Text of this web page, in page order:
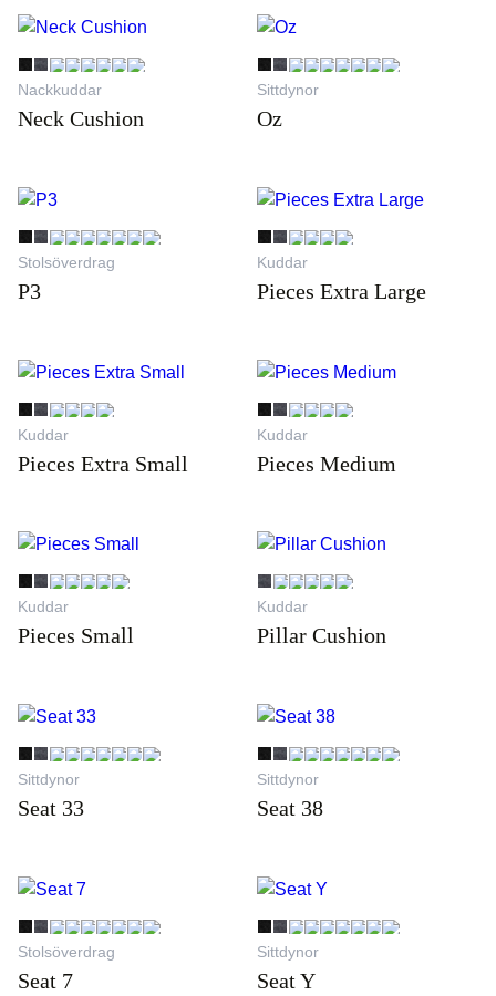
Nackkuddar
Neck Cushion
Sittdynor
Oz
Stolsöverdrag
P3
Kuddar
Pieces Extra Large
Kuddar
Pieces Extra Small
Kuddar
Pieces Medium
Kuddar
Pieces Small
Kuddar
Pillar Cushion
Sittdynor
Seat 33
Sittdynor
Seat 38
Stolsöverdrag
Seat 7
Sittdynor
Seat Y